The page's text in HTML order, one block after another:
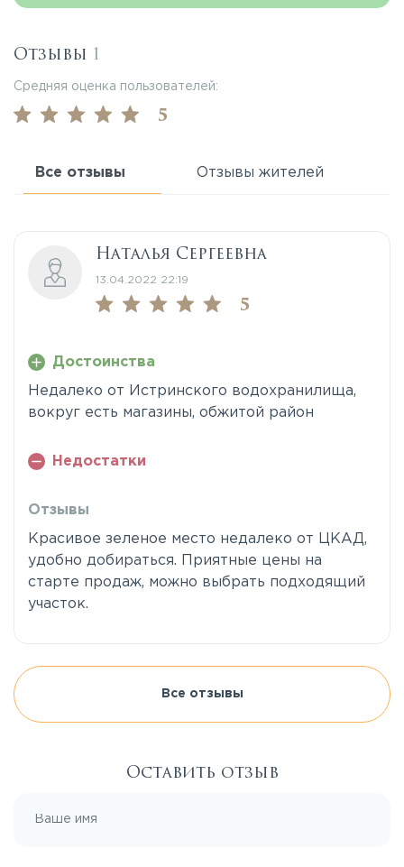
Отзывы 1
Средняя оценка пользователей:
5
Все отзывы Отзывы жителей
Наталья Сергеевна
13.04.2022 22:19
5
Достоинства
Недалеко от Истринского водохранилища,
вокруг есть магазины, обжитой район
Недостатки
Отзывы
Красивое зеленое место недалеко от ЦКАД,
удобно добираться. Приятные цены на
старте продаж, можно выбрать подходящий
участок.
Все отзывы
Оставить отзыв